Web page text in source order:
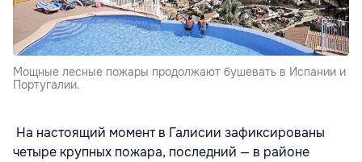
Мощные лесные пожары продолжают бушевать в Испании и
Португалии.
На настоящий момент в Галисии зафиксированы
четыре крупных пожара, последний — в районе